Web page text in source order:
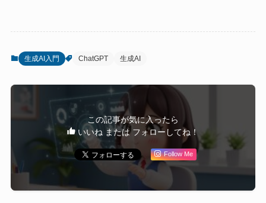
生成AI入門 ChatGPT 生成AI
この記事が気に入ったら
いいね または フォローしてね！
Follow Me